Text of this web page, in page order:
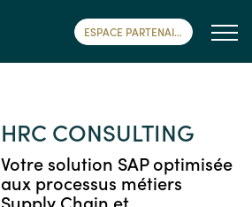
ESPACE PARTENAIRE
HRC CONSULTING
Votre solution SAP optimisée
aux processus métiers
Supply Chain et